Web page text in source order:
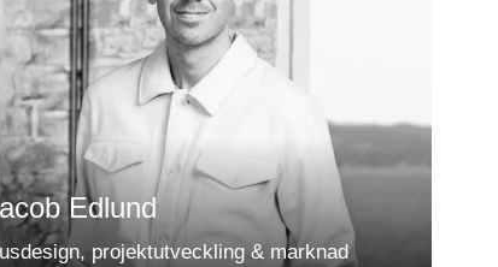
Edlund
projektutveckling & marknad